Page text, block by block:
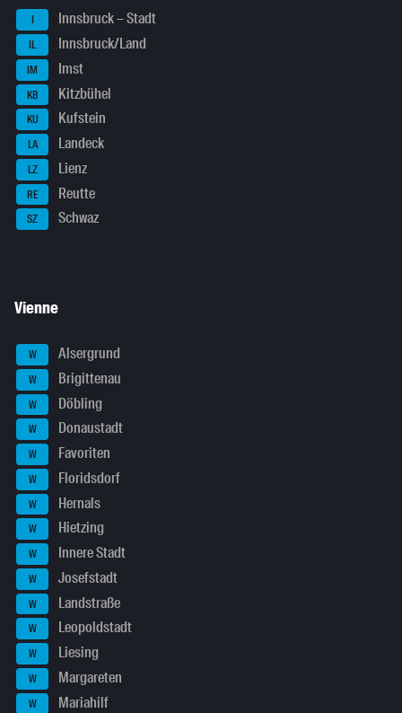
I Innsbruck – Stadt
IL Innsbruck/Land
IM Imst
KB Kitzbühel
KU Kufstein
LA Landeck
LZ Lienz
RE Reutte
SZ Schwaz
Vienne
W Alsergrund
W Brigittenau
W Döbling
W Donaustadt
W Favoriten
W Floridsdorf
W Hernals
W Hietzing
W Innere Stadt
W Josefstadt
W Landstraße
W Leopoldstadt
W Liesing
W Margareten
W Mariahilf